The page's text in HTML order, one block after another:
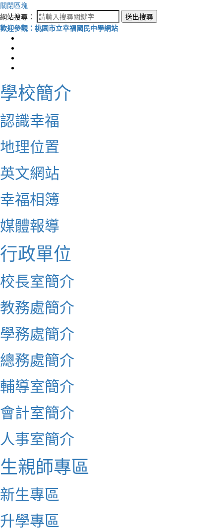
關閉區塊
網站搜尋：
送出搜尋
歡迎參觀：桃園市立幸福國民中學網站
學校簡介
認識幸福
地理位置
英文網站
幸福相簿
媒體報導
行政單位
校長室簡介
教務處簡介
學務處簡介
總務處簡介
輔導室簡介
會計室簡介
人事室簡介
生親師專區
新生專區
升學專區